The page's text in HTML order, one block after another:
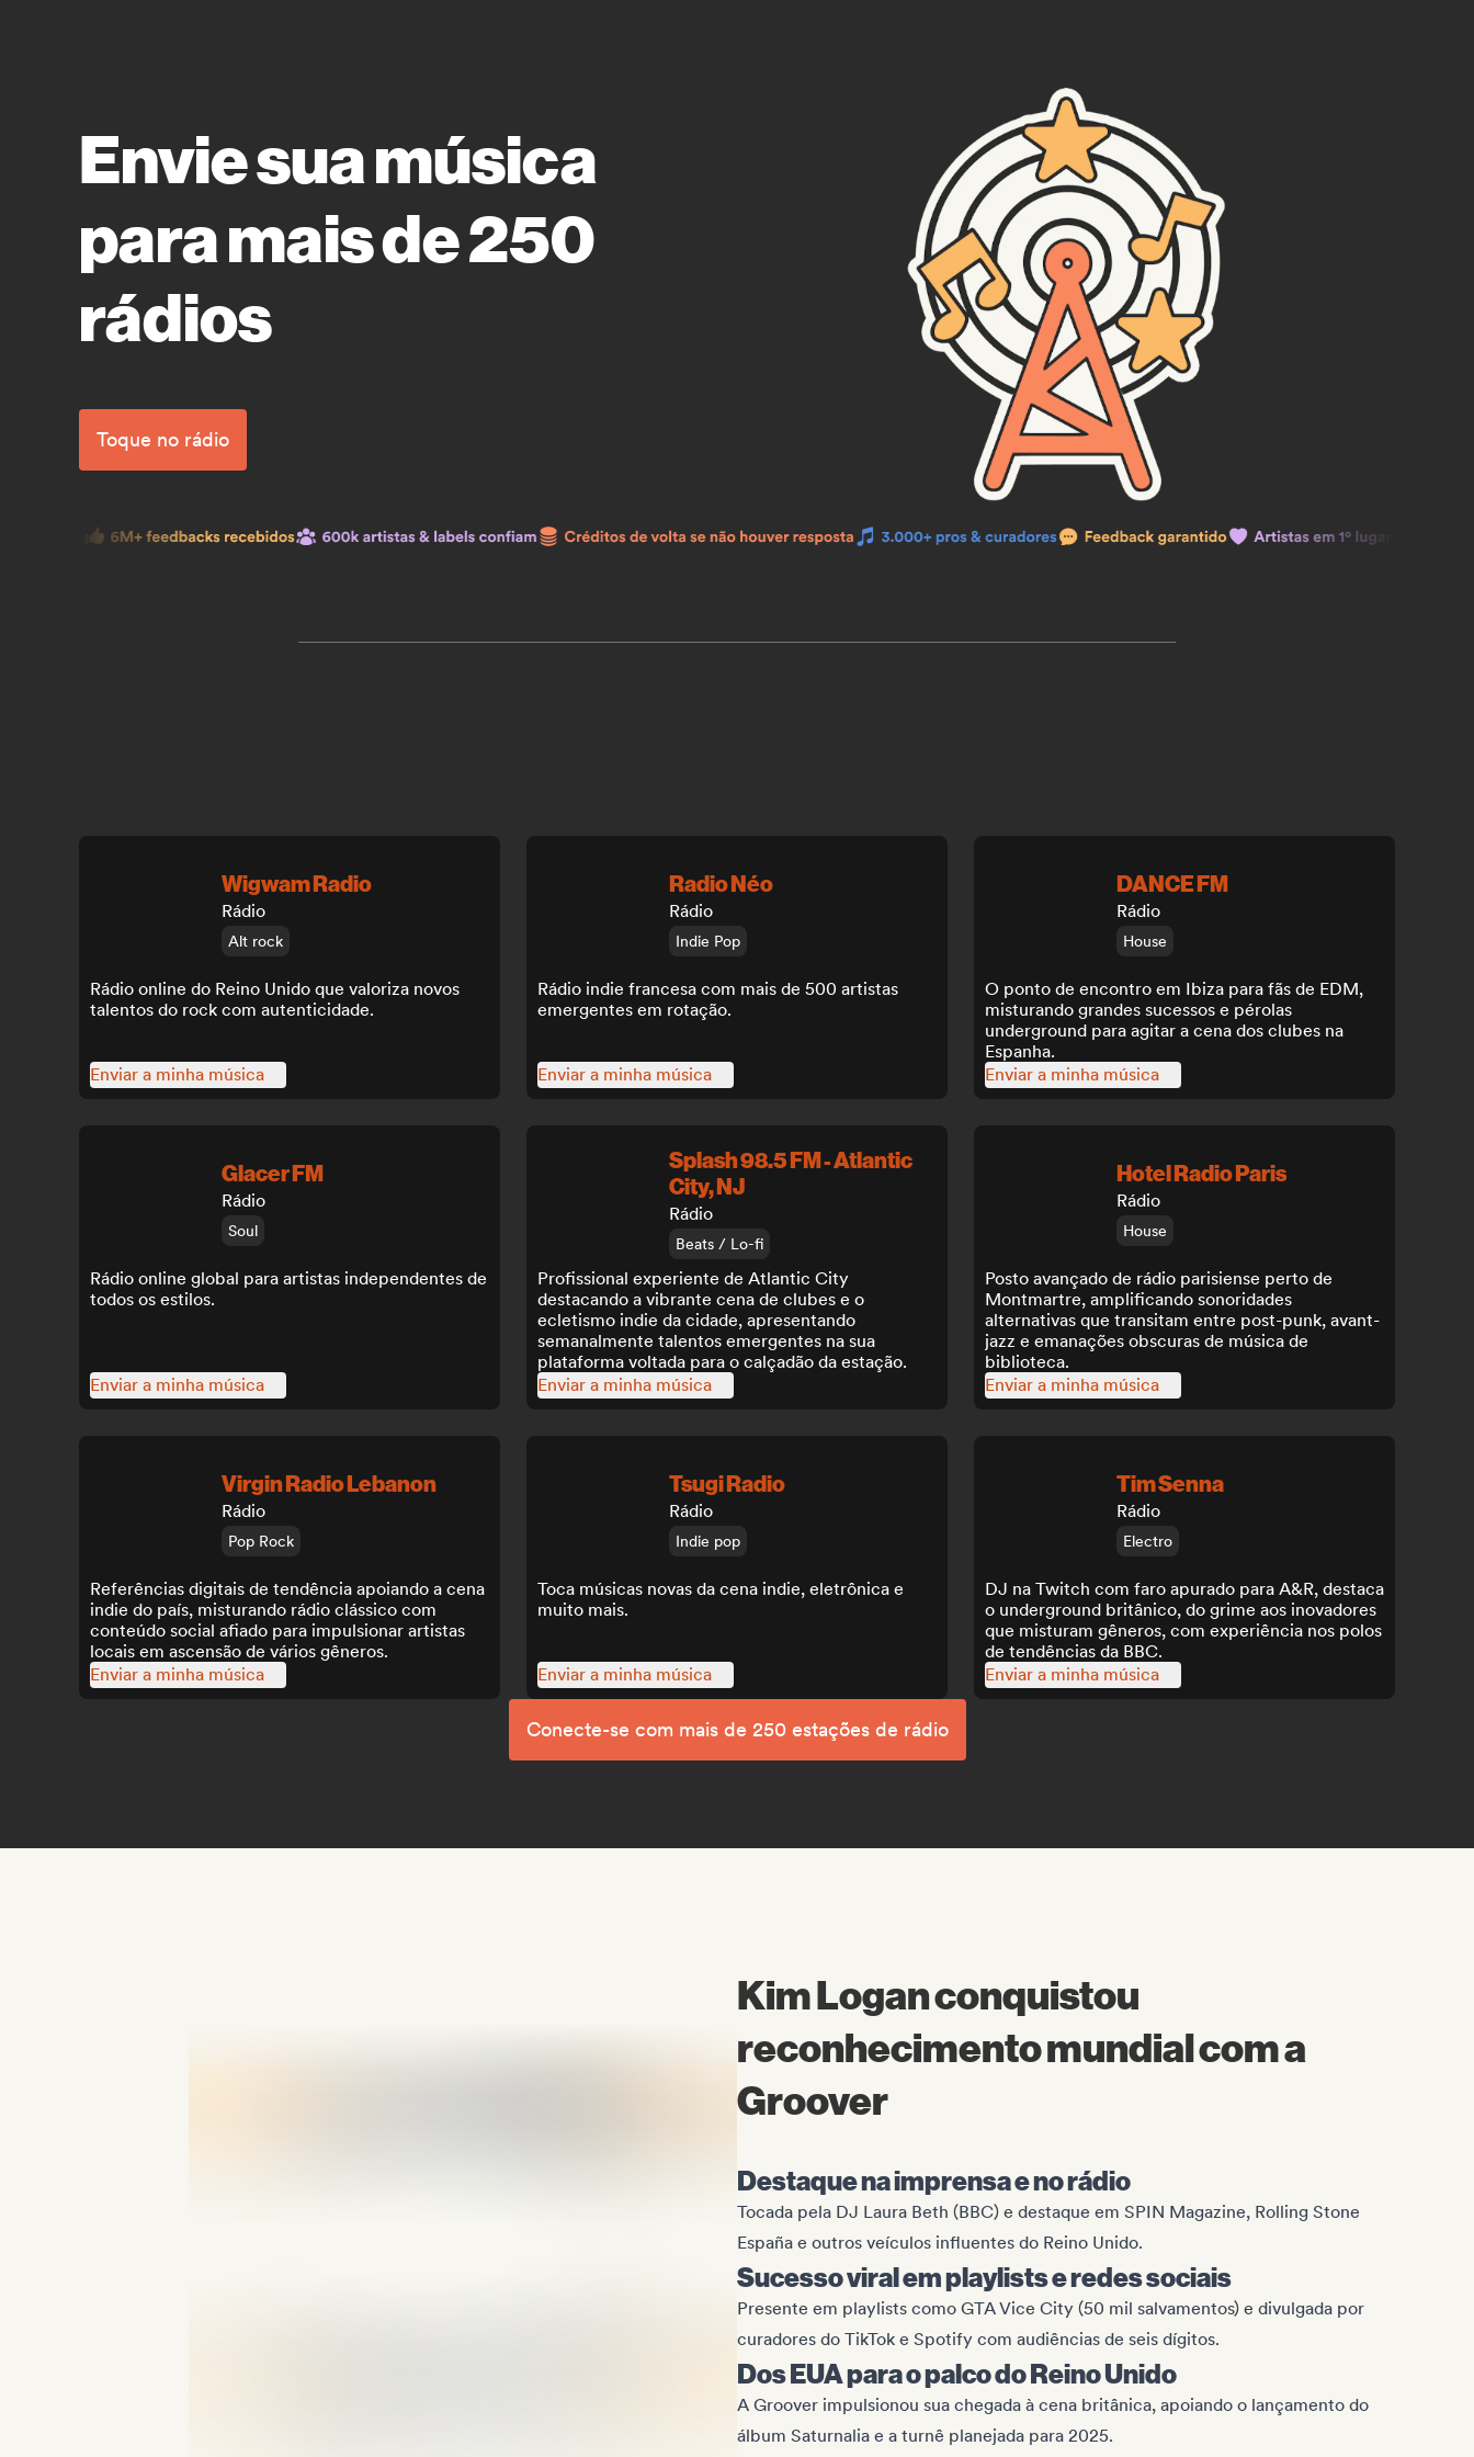
Envie sua música
para mais de 250
rádios
Toque no rádio
Wigwam Radio
Rádio
Alt rock
Rádio online do Reino Unido que valoriza novos
talentos do rock com autenticidade.
Enviar a minha música
Radio Néo
Rádio
Indie Pop
Rádio indie francesa com mais de 500 artistas
emergentes em rotação.
Enviar a minha música
DANCE FM
Rádio
House
O ponto de encontro em Ibiza para fãs de EDM,
misturando grandes sucessos e pérolas
underground para agitar a cena dos clubes na
Espanha.
Enviar a minha música
Glacer FM
Rádio
Soul
Rádio online global para artistas independentes de
todos os estilos.
Enviar a minha música
Splash 98.5 FM - Atlantic
City, NJ
Rádio
Beats / Lo-fi
Profissional experiente de Atlantic City
destacando a vibrante cena de clubes e o
ecletismo indie da cidade, apresentando
semanalmente talentos emergentes na sua
plataforma voltada para o calçadão da estação.
Enviar a minha música
Hotel Radio Paris
Rádio
House
Posto avançado de rádio parisiense perto de
Montmartre, amplificando sonoridades
alternativas que transitam entre post-punk, avant-
jazz e emanações obscuras de música de
biblioteca.
Enviar a minha música
Virgin Radio Lebanon
Rádio
Pop Rock
Referências digitais de tendência apoiando a cena
indie do país, misturando rádio clássico com
conteúdo social afiado para impulsionar artistas
locais em ascensão de vários gêneros.
Enviar a minha música
Tsugi Radio
Rádio
Indie pop
Toca músicas novas da cena indie, eletrônica e
muito mais.
Enviar a minha música
Tim Senna
Rádio
Electro
DJ na Twitch com faro apurado para A&R, destaca
o underground britânico, do grime aos inovadores
que misturam gêneros, com experiência nos polos
de tendências da BBC.
Enviar a minha música
Conecte-se com mais de 250 estações de rádio
Kim Logan conquistou
reconhecimento mundial com a
Groover
Destaque na imprensa e no rádio
Tocada pela DJ Laura Beth (BBC) e destaque em SPIN Magazine, Rolling Stone
España e outros veículos influentes do Reino Unido.
Sucesso viral em playlists e redes sociais
Presente em playlists como GTA Vice City (50 mil salvamentos) e divulgada por
curadores do TikTok e Spotify com audiências de seis dígitos.
Dos EUA para o palco do Reino Unido
A Groover impulsionou sua chegada à cena britânica, apoiando o lançamento do
álbum Saturnalia e a turnê planejada para 2025.